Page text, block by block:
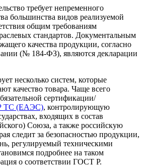
требует непременного
большинства видов реализуемой
общим требованиям
стандартов. Документальным
качества продукции, согласно
(№ 184-ФЗ), являются декларации
несколько систем, которые
качество товара. Чаще всего
сертификации/
ТС (ЕАЭС), контролирующую
входящих в состав
Союза, а также российскую
следит за безопасностью продукции,
регулируемый техническими
подробнее на таком
о соответствии ГОСТ Р.